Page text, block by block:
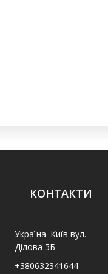
КОНТАКТИ
Україна. Київ вул.
Ділова 5Б
+380632341644